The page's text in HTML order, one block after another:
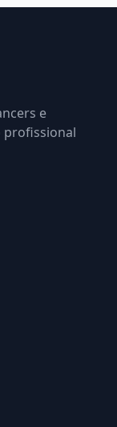
e
profissional